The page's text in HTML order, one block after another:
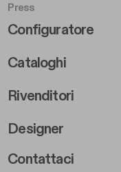
Press
Footer Right
Configuratore
Cataloghi
Rivenditori
Designer
Footer Right 2
Contattaci